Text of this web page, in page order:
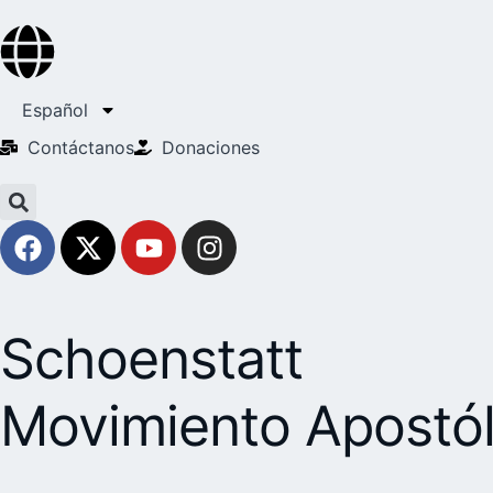
Español
Contáctanos
Donaciones
Schoenstatt
Movimiento